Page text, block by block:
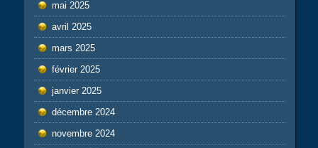
mai 2025
avril 2025
mars 2025
février 2025
janvier 2025
décembre 2024
novembre 2024